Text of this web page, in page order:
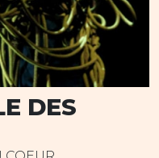
DES